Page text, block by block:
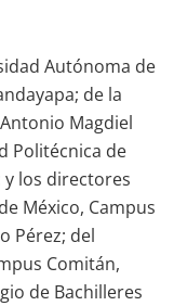
Autónoma de
de la
Magdiel
Politécnica de
y los directores
México, Campus
Pérez; del
Comitán,
de Bachilleres